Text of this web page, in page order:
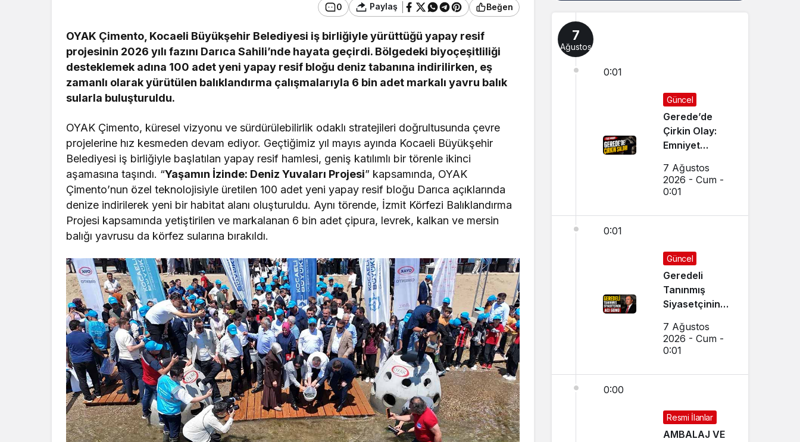
0 Paylaş Beğen
OYAK Çimento, Kocaeli Büyükşehir Belediyesi iş birliğiyle yürüttüğü yapay resif
projesinin 2026 yılı fazını Darıca Sahili’nde hayata geçirdi. Bölgedeki biyoçeşitliliği
desteklemek adına 100 adet yeni yapay resif bloğu deniz tabanına indirilirken, eş
zamanlı olarak yürütülen balıklandırma çalışmalarıyla 6 bin adet markalı yavru balık
sularla buluşturuldu.
OYAK Çimento, küresel vizyonu ve sürdürülebilirlik odaklı stratejileri doğrultusunda çevre
projelerine hız kesmeden devam ediyor. Geçtiğimiz yıl mayıs ayında Kocaeli Büyükşehir
Belediyesi iş birliğiyle başlatılan yapay resif hamlesi, geniş katılımlı bir törenle ikinci
aşamasına taşındı. “Yaşamın İzinde: Deniz Yuvaları Projesi” kapsamında, OYAK
Çimento’nun özel teknolojisiyle üretilen 100 adet yeni yapay resif bloğu Darıca açıklarında
denize indirilerek yeni bir habitat alanı oluşturuldu. Aynı törende, İzmit Körfezi Balıklandırma
Projesi kapsamında yetiştirilen ve markalanan 6 bin adet çipura, levrek, kalkan ve mersin
balığı yavrusu da körfez sularına bırakıldı.
7
Ağustos
0:01
Güncel
Gerede’de
Çirkin Olay:
Emniyet
Başlattı
7 Ağustos
2026 - Cum -
0:01
0:01
Güncel
Geredeli
Tanınmış
Siyasetçinin
7 Ağustos
2026 - Cum -
0:01
0:00
Resmi İlanlar
AMBALAJ VE